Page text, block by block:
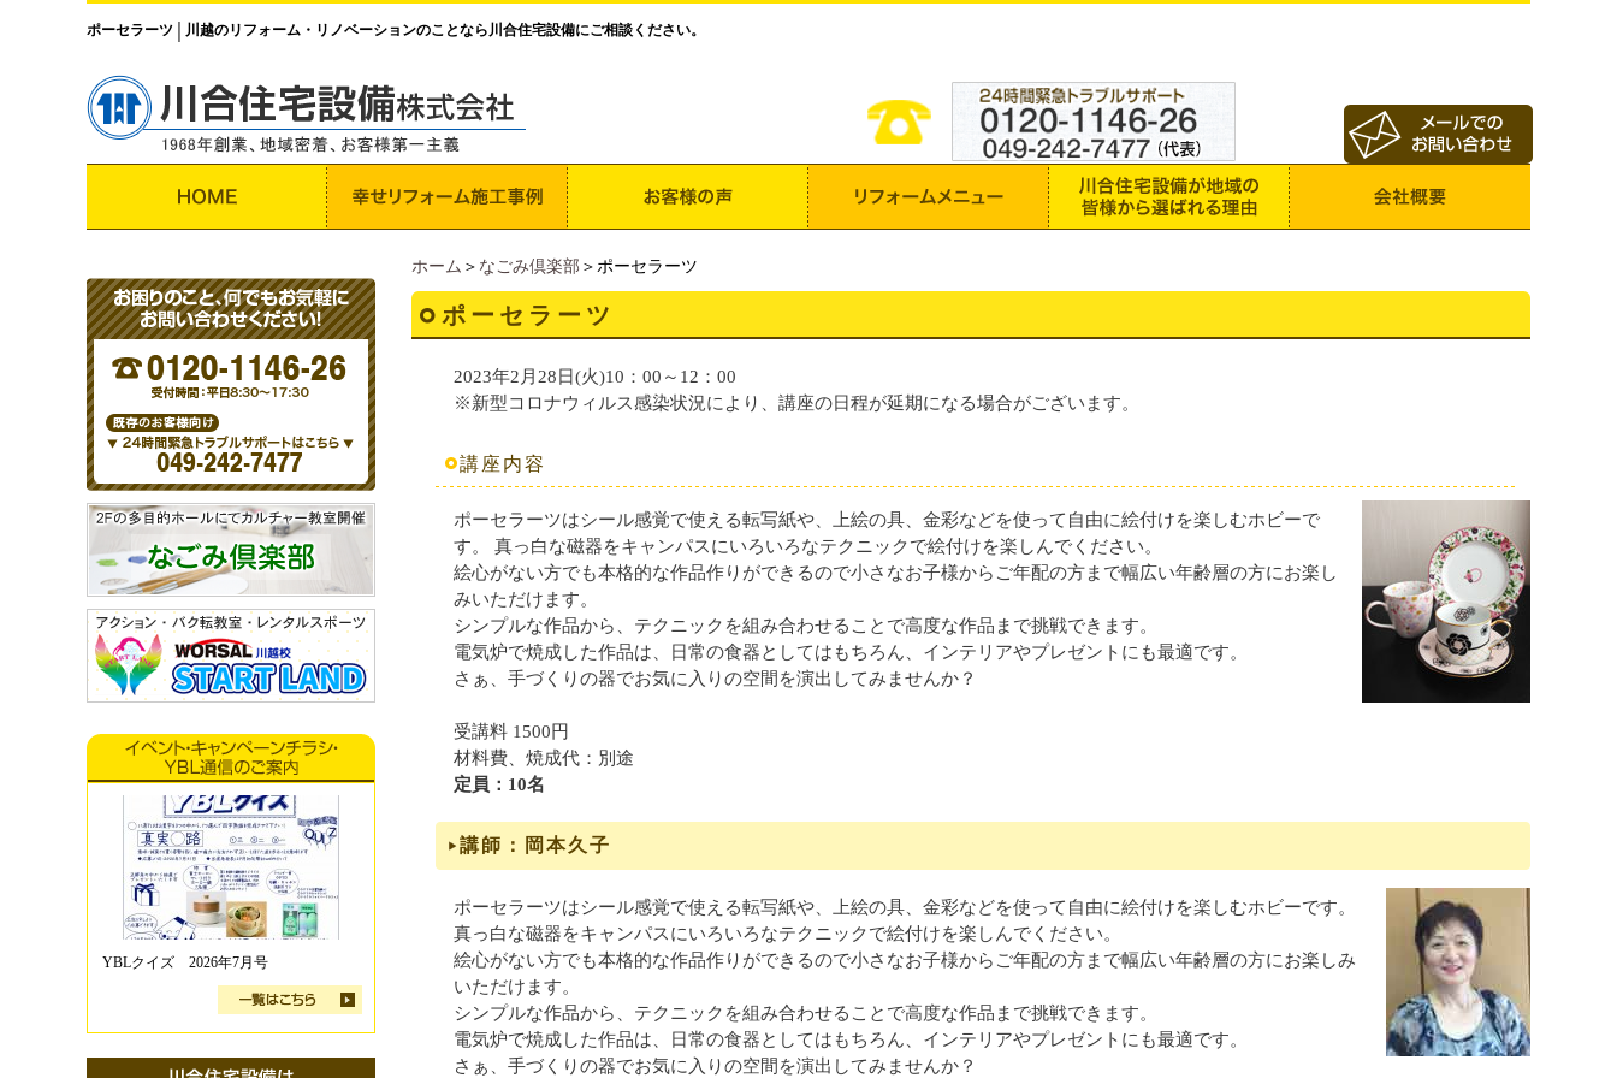
ポーセラーツ 川越のリフォーム・リノベーションのことなら川合住宅設備にご相談ください。
ホーム ＞ なごみ倶楽部 ＞ポーセラーツ
ポーセラーツ
2023年2月28日(火)10：00～12：00
※新型コロナウィルス感染状況により、講座の日程が延期になる場合がございます。
講座内容
ポーセラーツはシール感覚で使える転写紙や、上絵の具、金彩などを使って自由に絵付けを楽しむホビーで
す。 真っ白な磁器をキャンパスにいろいろなテクニックで絵付けを楽しんでください。
絵心がない方でも本格的な作品作りができるので小さなお子様からご年配の方まで幅広い年齢層の方にお楽し
みいただけます。
シンプルな作品から、テクニックを組み合わせることで高度な作品まで挑戦できます。
電気炉で焼成した作品は、日常の食器としてはもちろん、インテリアやプレゼントにも最適です。
さぁ、手づくりの器でお気に入りの空間を演出してみませんか？
受講料 1500円
材料費、焼成代：別途
定員：10名
講師：岡本久子
ポーセラーツはシール感覚で使える転写紙や、上絵の具、金彩などを使って自由に絵付けを楽しむホビーです。
真っ白な磁器をキャンパスにいろいろなテクニックで絵付けを楽しんでください。
絵心がない方でも本格的な作品作りができるので小さなお子様からご年配の方まで幅広い年齢層の方にお楽しみ
いただけます。
シンプルな作品から、テクニックを組み合わせることで高度な作品まで挑戦できます。
電気炉で焼成した作品は、日常の食器としてはもちろん、インテリアやプレゼントにも最適です。
さぁ、手づくりの器でお気に入りの空間を演出してみませんか？
YBLクイズ 2026年7月号